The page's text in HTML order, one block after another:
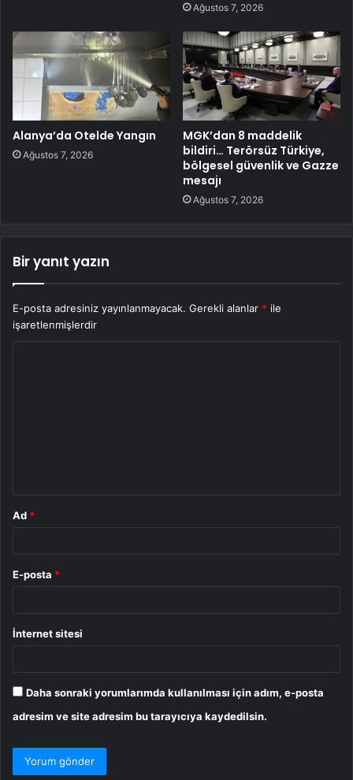
Ağustos 7, 2026
Alanya’da Otelde Yangın
Ağustos 7, 2026
MGK’dan 8 maddelik
bildiri… Terörsüz Türkiye,
bölgesel güvenlik ve Gazze
mesajı
Ağustos 7, 2026
Bir yanıt yazın
E-posta adresiniz yayınlanmayacak. Gerekli alanlar * ile
işaretlenmişlerdir
Ad *
E-posta *
İnternet sitesi
Daha sonraki yorumlarımda kullanılması için adım, e-posta
adresim ve site adresim bu tarayıcıya kaydedilsin.